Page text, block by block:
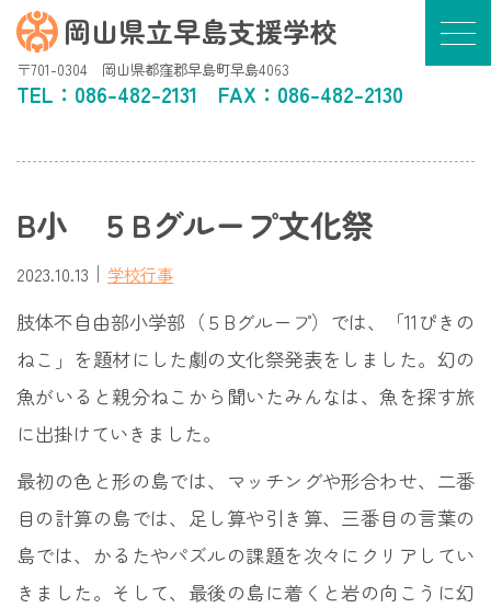
岡山県立早島支援学校
〒701-0304 岡山県都窪郡早島町早島4063
TEL： 086-482-2131 FAX：086-482-2130
B小 ５Bグループ文化祭
2023.10.13 ｜ 学校行事
肢体不自由部小学部（５Bグループ）では、「11ぴきの
ねこ」を題材にした劇の文化祭発表をしました。幻の
魚がいると親分ねこから聞いたみんなは、魚を探す旅
に出掛けていきました。
最初の色と形の島では、マッチングや形合わせ、二番
目の計算の島では、足し算や引き算、三番目の言葉の
島では、かるたやパズルの課題を次々にクリアしてい
きました。そして、最後の島に着くと岩の向こうに幻